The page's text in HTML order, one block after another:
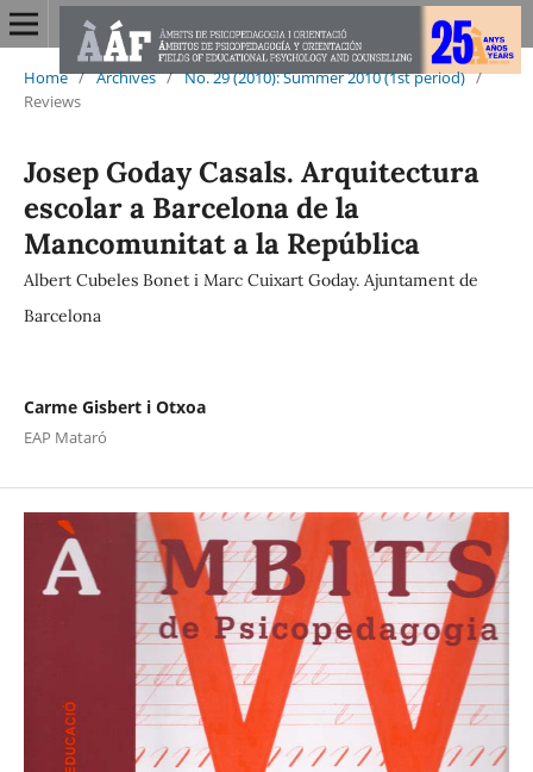
Home / Archives / No. 29 (2010): Summer 2010 (1st period) /
Reviews
Josep Goday Casals. Arquitectura
escolar a Barcelona de la
Mancomunitat a la República
Albert Cubeles Bonet i Marc Cuixart Goday. Ajuntament de
Barcelona
Carme Gisbert i Otxoa
EAP Mataró